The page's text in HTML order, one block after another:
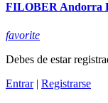
FILOBER Andorra
favorite
Debes de estar
Entrar| Registrarse